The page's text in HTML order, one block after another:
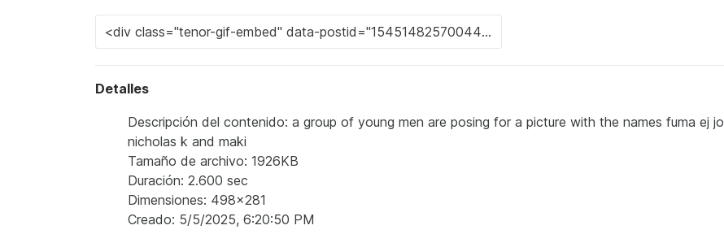
Detalles
Descripción del contenido: a group of young men are posing for a picture with the names fuma ej jo
nicholas k and maki
Tamaño de archivo: 1926KB
Duración: 2.600 sec
Dimensiones: 498x281
Creado: 5/5/2025, 6:20:50 PM